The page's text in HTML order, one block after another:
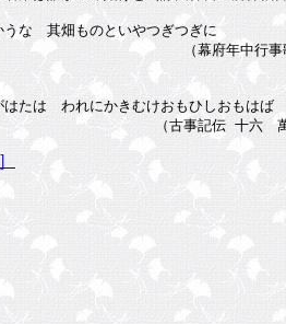
な　其畑ものといやつぎつぎに
行事歌合百
たは　われにかきむけおもひしおもはば